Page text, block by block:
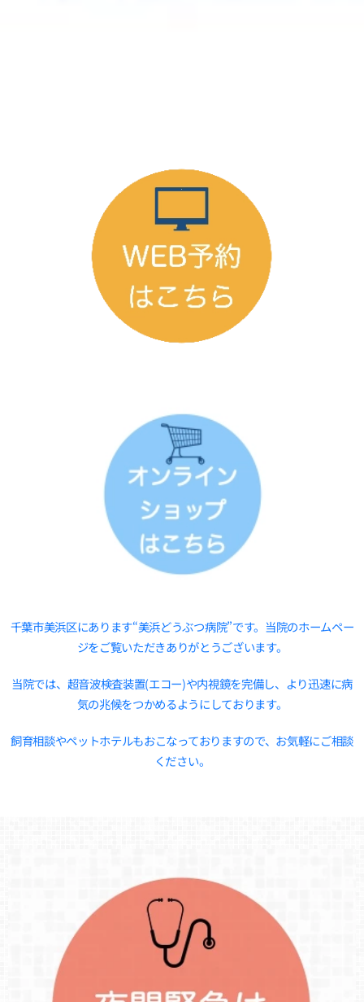
千葉市美浜区にあります“美浜どうぶつ病院”です。当院のホームペー
ジをご覧いただきありがとうございます。
当院では、超音波検査装置(エコー)や内視鏡を完備し、より迅速に病
気の兆候をつかめるようにしております。
飼育相談やペットホテルもおこなっておりますので、お気軽にご相談
ください。